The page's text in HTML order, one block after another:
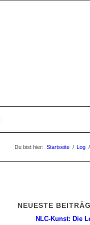
Du bist hier: Startseite / Log /
NEUESTE
NLC-Kunst: Die